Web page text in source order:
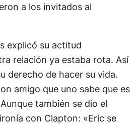
a los invitados al
explicó su actitud
relación ya estaba rota. Así
derecho de hacer su vida.
amigo que uno sabe que es
también se dio el
con Clapton: «Eric se